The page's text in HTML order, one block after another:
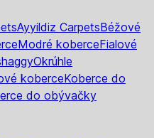
Ayyildiz CarpetsBéžové
Modré koberceFialové
Okrúhle
koberceKoberce do
do obývačky